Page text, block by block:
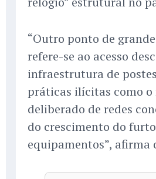
“Outro ponto de
refere-se ao acesso
infraestrutura de
práticas ilícitas como
deliberado de redes
do crescimento do
equipamentos”, afirma